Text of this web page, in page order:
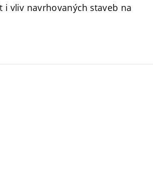
vliv navrhovaných staveb na